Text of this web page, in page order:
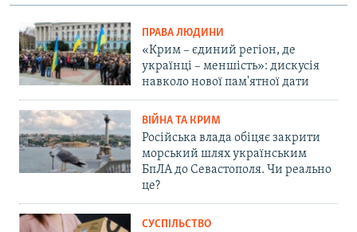
ПРАВА ЛЮДИНИ
«Крим – єдиний регіон, де
українці – меншість»: дискусія
навколо нової пам'ятної дати
ВІЙНА ТА КРИМ
Російська влада обіцяє закрити
морський шлях українським
БпЛА до Севастополя. Чи реально
це?
СУСПІЛЬСТВО